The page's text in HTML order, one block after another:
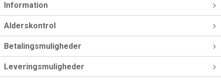
Information
Alderskontrol
Betalingsmuligheder
Leveringsmuligheder